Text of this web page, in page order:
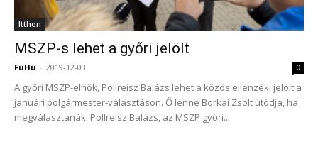
Itthon
MSZP-s lehet a győri jelölt
FüHü - 2019-12-03 0
A győri MSZP-elnök, Pollreisz Balázs lehet a közös ellenzéki jelölt a
januári polgármester-választáson. Ő lenne Borkai Zsolt utódja, ha
megválasztanák. Pollreisz Balázs, az MSZP győri...